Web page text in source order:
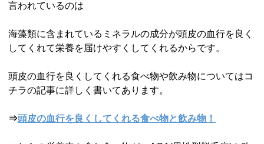
言われているのは
海藻類に含まれているミネラルの成分が頭皮の血行を良く
してくれて栄養を届けやすくしてくれるからです。
頭皮の血行を良くしてくれる食べ物や飲み物についてはコ
チラの記事に詳しく書いてあります。
⇒頭皮の血行を良くしてくれる食べ物と飲み物！